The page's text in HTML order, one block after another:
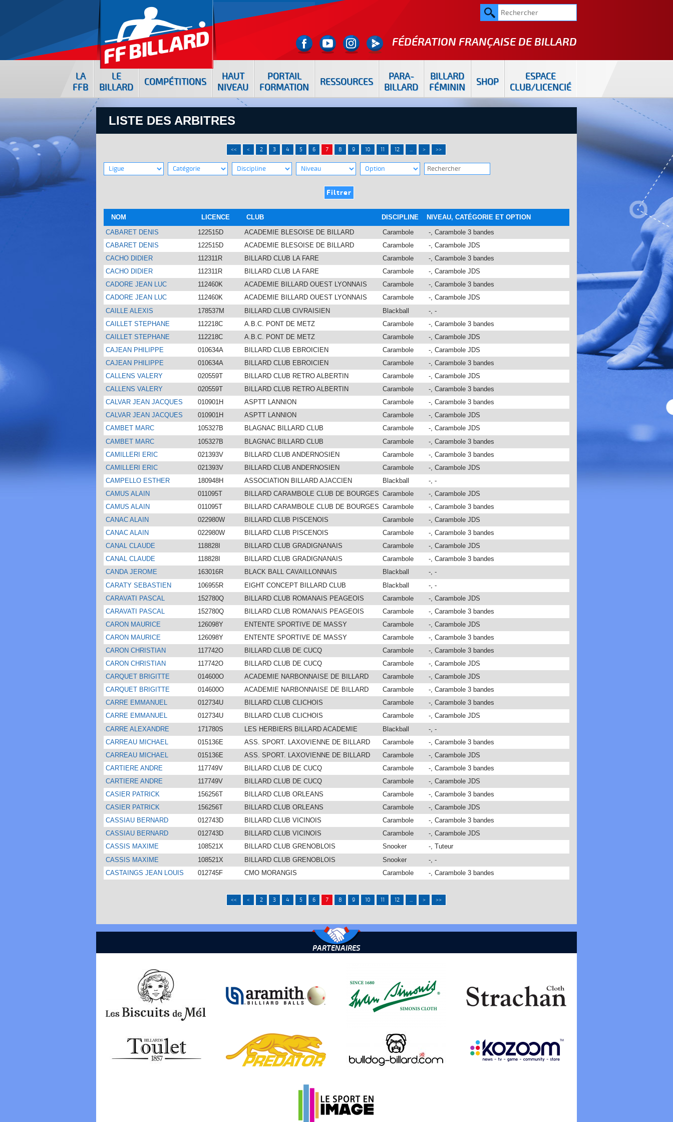
FÉDÉRATION FRANÇAISE DEBILLARD
LA
FFB
LE
BILLARD
COMPÉTITIONS
HAUT
NIVEAU
PORTAIL
FORMATION
RESSOURCES
PARA-
BILLARD
BILLARD
FÉMININ
SHOP
ESPACE
CLUB/LICENCIÉ
LISTE DES ARBITRES
<< < 2 3 4 5 6 7 8 9 10 11 12 ... > >>
NOM LICENCE CLUB DISCIPLINE
NIVEAU, CATÉGORIE ET OPTION
CABARET DENIS
122515D ACADEMIE BLESOISE DE BILLARD Carambole
-, Carambole 3 bandes
CABARET DENIS
122515D ACADEMIE BLESOISE DE BILLARD Carambole
-, Carambole JDS
CACHO DIDIER
112311R BILLARD CLUB LA FARE Carambole
-, Carambole 3 bandes
CACHO DIDIER
112311R BILLARD CLUB LA FARE Carambole
-, Carambole JDS
CADORE JEAN LUC
112460K ACADEMIE BILLARD OUEST LYONNAIS Carambole
-, Carambole 3 bandes
CADORE JEAN LUC
112460K ACADEMIE BILLARD OUEST LYONNAIS Carambole
-, Carambole JDS
CAILLE ALEXIS
178537M BILLARD CLUB CIVRAISIEN Blackball
-, -
CAILLET STEPHANE
112218C A.B.C. PONT DE METZ Carambole
-, Carambole 3 bandes
CAILLET STEPHANE
112218C A.B.C. PONT DE METZ Carambole
-, Carambole JDS
CAJEAN PHILIPPE
010634A BILLARD CLUB EBROICIEN Carambole
-, Carambole JDS
CAJEAN PHILIPPE
010634A BILLARD CLUB EBROICIEN Carambole
-, Carambole 3 bandes
CALLENS VALERY
020559T BILLARD CLUB RETRO ALBERTIN Carambole
-, Carambole JDS
CALLENS VALERY
020559T BILLARD CLUB RETRO ALBERTIN Carambole
-, Carambole 3 bandes
CALVAR JEAN JACQUES
010901H ASPTT LANNION Carambole
-, Carambole 3 bandes
CALVAR JEAN JACQUES
010901H ASPTT LANNION Carambole
-, Carambole JDS
CAMBET MARC
105327B BLAGNAC BILLARD CLUB Carambole
-, Carambole JDS
CAMBET MARC
105327B BLAGNAC BILLARD CLUB Carambole
-, Carambole 3 bandes
CAMILLERI ERIC
021393V BILLARD CLUB ANDERNOSIEN Carambole
-, Carambole 3 bandes
CAMILLERI ERIC
021393V BILLARD CLUB ANDERNOSIEN Carambole
-, Carambole JDS
CAMPELLO ESTHER
180948H ASSOCIATION BILLARD AJACCIEN Blackball
-, -
CAMUS ALAIN
011095T BILLARD CARAMBOLE CLUB DE BOURGES Carambole
-, Carambole JDS
CAMUS ALAIN
011095T BILLARD CARAMBOLE CLUB DE BOURGES Carambole
-, Carambole 3 bandes
CANAC ALAIN
022980W BILLARD CLUB PISCENOIS Carambole
-, Carambole JDS
CANAC ALAIN
022980W BILLARD CLUB PISCENOIS Carambole
-, Carambole 3 bandes
CANAL CLAUDE
118828I BILLARD CLUB GRADIGNANAIS Carambole
-, Carambole JDS
CANAL CLAUDE
118828I BILLARD CLUB GRADIGNANAIS Carambole
-, Carambole 3 bandes
CANDA JEROME
163016R BLACK BALL CAVAILLONNAIS Blackball
-, -
CARATY SEBASTIEN
106955R EIGHT CONCEPT BILLARD CLUB Blackball
-, -
CARAVATI PASCAL
152780Q BILLARD CLUB ROMANAIS PEAGEOIS Carambole
-, Carambole JDS
CARAVATI PASCAL
152780Q BILLARD CLUB ROMANAIS PEAGEOIS Carambole
-, Carambole 3 bandes
CARON MAURICE
126098Y ENTENTE SPORTIVE DE MASSY Carambole
-, Carambole JDS
CARON MAURICE
126098Y ENTENTE SPORTIVE DE MASSY Carambole
-, Carambole 3 bandes
CARON CHRISTIAN
117742O BILLARD CLUB DE CUCQ Carambole
-, Carambole 3 bandes
CARON CHRISTIAN
117742O BILLARD CLUB DE CUCQ Carambole
-, Carambole JDS
CARQUET BRIGITTE
014600O ACADEMIE NARBONNAISE DE BILLARD Carambole
-, Carambole JDS
CARQUET BRIGITTE
014600O ACADEMIE NARBONNAISE DE BILLARD Carambole
-, Carambole 3 bandes
CARRE EMMANUEL
012734U BILLARD CLUB CLICHOIS Carambole
-, Carambole 3 bandes
CARRE EMMANUEL
012734U BILLARD CLUB CLICHOIS Carambole
-, Carambole JDS
CARRE ALEXANDRE
171780S LES HERBIERS BILLARD ACADEMIE Blackball
-, -
CARREAU MICHAEL
015136E ASS. SPORT. LAXOVIENNE DE BILLARD Carambole
-, Carambole 3 bandes
CARREAU MICHAEL
015136E ASS. SPORT. LAXOVIENNE DE BILLARD Carambole
-, Carambole JDS
CARTIERE ANDRE
117749V BILLARD CLUB DE CUCQ Carambole
-, Carambole 3 bandes
CARTIERE ANDRE
117749V BILLARD CLUB DE CUCQ Carambole
-, Carambole JDS
CASIER PATRICK
156256T BILLARD CLUB ORLEANS Carambole
-, Carambole 3 bandes
CASIER PATRICK
156256T BILLARD CLUB ORLEANS Carambole
-, Carambole JDS
CASSIAU BERNARD
012743D BILLARD CLUB VICINOIS Carambole
-, Carambole 3 bandes
CASSIAU BERNARD
012743D BILLARD CLUB VICINOIS Carambole
-, Carambole JDS
CASSIS MAXIME
108521X BILLARD CLUB GRENOBLOIS Snooker
-, Tuteur
CASSIS MAXIME
108521X BILLARD CLUB GRENOBLOIS Snooker
-, -
CASTAINGS JEAN LOUIS
012745F CMO MORANGIS Carambole -, Carambole 3 bandes
<< < 2 3 4 5 6 7 8 9 10 11 12 ... > >>
PARTENAIRES